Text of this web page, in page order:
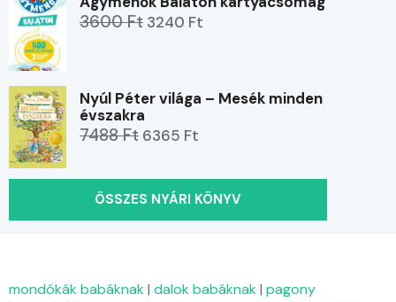
3600 Ft 3240 Ft
Nyúl Péter világa – Mesék minden
évszakra
7488 Ft 6365 Ft
ÖSSZES NYÁRI KÖNYV
mondókák babáknak | dalok babáknak | pagony